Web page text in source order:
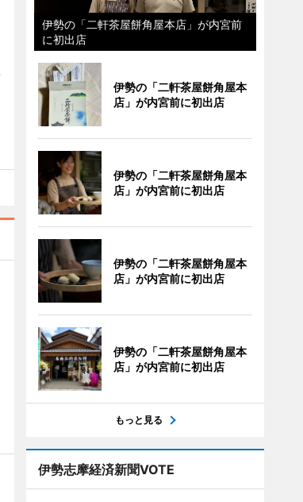
伊勢の「二軒茶屋餅角屋本店」が内宮前
に初出店
伊勢の「二軒茶屋餅角屋本
店」が内宮前に初出店
伊勢の「二軒茶屋餅角屋本
店」が内宮前に初出店
伊勢の「二軒茶屋餅角屋本
店」が内宮前に初出店
伊勢の「二軒茶屋餅角屋本
店」が内宮前に初出店
もっと見る
伊勢志摩経済新聞VOTE